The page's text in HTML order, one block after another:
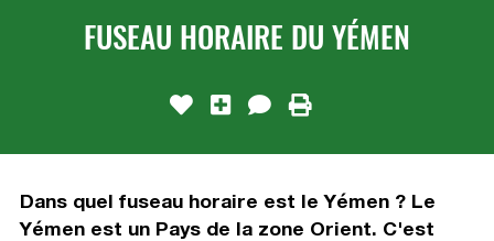
FUSEAU HORAIRE DU YÉMEN
Dans quel fuseau horaire est le Yémen ? Le
Yémen est un Pays de la zone Orient. C'est